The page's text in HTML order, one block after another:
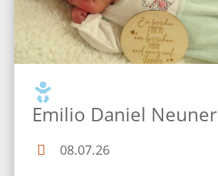
Emilio Daniel Neuner
08.07.26